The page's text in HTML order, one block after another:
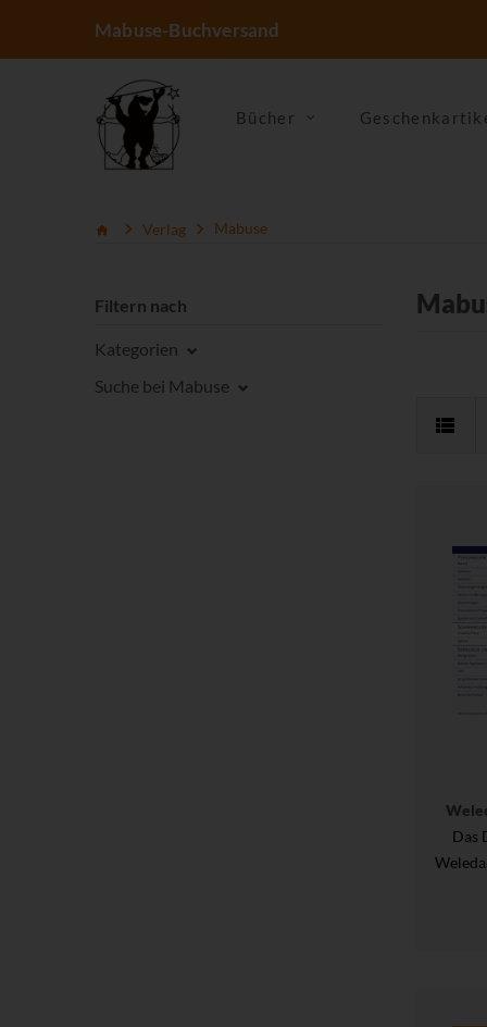
Mabuse-Buchversand
Bücher
Verlag Mabuse
Filtern nach
Kategorien
Suche bei Mabuse
Das